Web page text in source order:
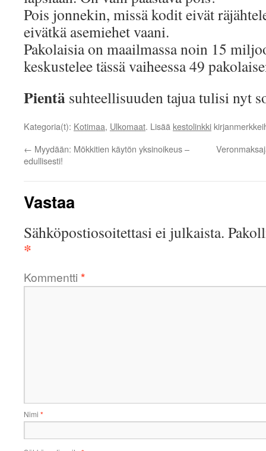
Pois jonnekin, missä kodit eivät
eivätkä asemiehet vaani.
Pakolaisia on maailmassa noin 15
keskustelee tässä vaiheessa 49
Pientä suhteellisuuden tajua tulisi nyt
Kategoria(t): Kotimaa, Ulkomaat. Lisää kestolinkki
← Myydään: Mökkitien käytön yksinoikeus –
edullisesti!
Vastaa
Sähköpostiosoitettasi ei julkaista.
*
Kommentti *
Nimi *